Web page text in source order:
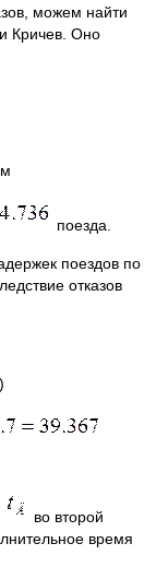
можем найти
Кричев. Оно
поезда.
поездов по
отказов
во второй
время